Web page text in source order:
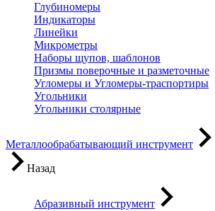
Глубиномеры
Индикаторы
Линейки
Микрометры
Наборы щупов, шаблонов
Призмы поверочные и разметочные
Угломеры и Угломеры-траспортиры
Угольники
Угольники столярные
Металлообрабатывающий инструмент
Назад
Абразивный инструмент